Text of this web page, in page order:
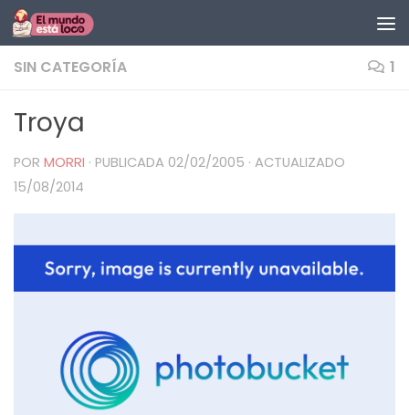
Saltar al contenido
SIN CATEGORÍA 1
Troya
POR MORRI · PUBLICADA 02/02/2005 · ACTUALIZADO
15/08/2014